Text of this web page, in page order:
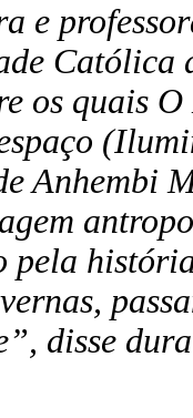
e
Católica
os quais
Anhembi
disse